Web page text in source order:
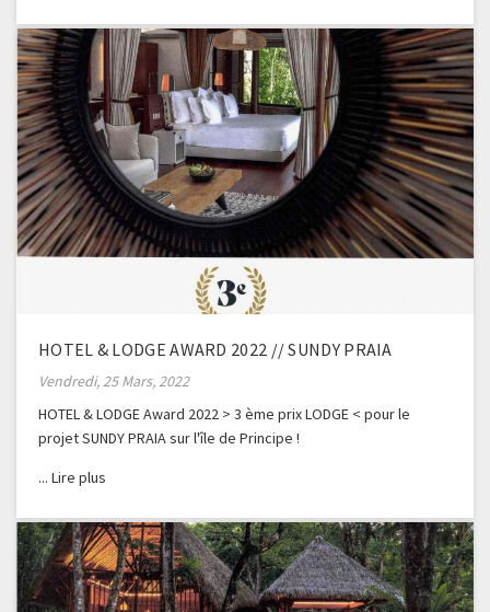
HOTEL & LODGE AWARD 2022 // SUNDY PRAIA
Vendredi, 25 Mars, 2022
HOTEL & LODGE Award 2022 > 3 ème prix LODGE < pour le
projet SUNDY PRAIA sur l'île de Principe !